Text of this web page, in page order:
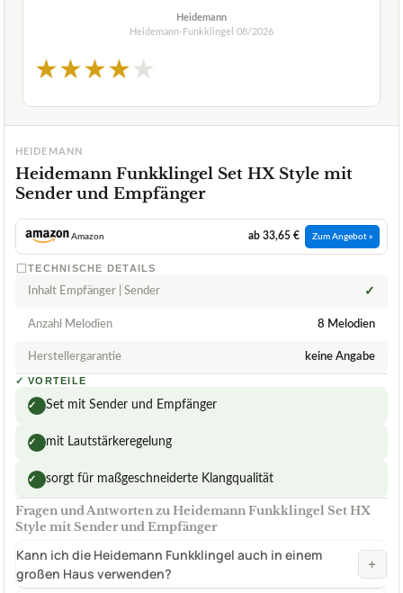
Heidemann
Heidemann-Funkklingel
08/2026
★★★★★
HEIDEMANN
Heidemann Funkklingel Set HX Style mit
Sender und Empfänger
Amazon ab 33,65 € Zum Angebot »
TECHNISCHE DETAILS
Inhalt Empfänger | Sender ✓
Anzahl Melodien 8 Melodien
Herstellergarantie keine Angabe
✓ VORTEILE
✓ Set mit Sender und Empfänger
✓ mit Lautstärkeregelung
✓ sorgt für maßgeschneiderte Klangqualität
Fragen und Antworten zu Heidemann Funkklingel Set HX
Style mit Sender und Empfänger
Kann ich die Heidemann Funkklingel auch in einem
großen Haus verwenden?
+